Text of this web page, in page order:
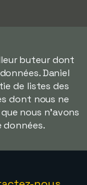
buteur dont
Daniel
de listes des
dont nous ne
nous n'avons
données.